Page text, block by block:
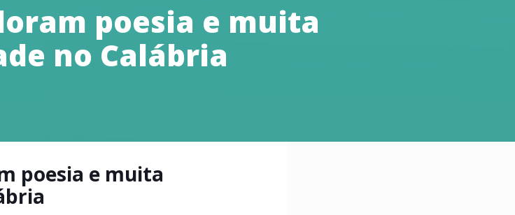
poesia e muita
no Calábria
poesia e muita